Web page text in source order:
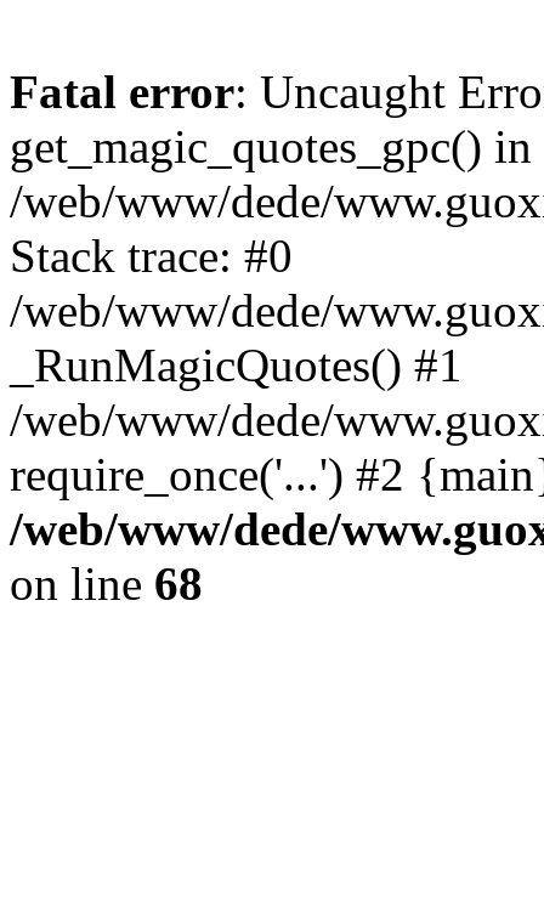
Fatal error: Uncaught
get_magic_quotes_gpc() in
/web/www/dede/
Stack trace: #0
/web/www/dede/
_RunMagicQuotes() #1
/web/www/dede/
require_once('...') #2
/web/www/dede/
on line 68